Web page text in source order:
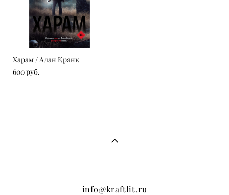
Харам / Алан Кранк
600 pуб.
info@kraftlit.ru